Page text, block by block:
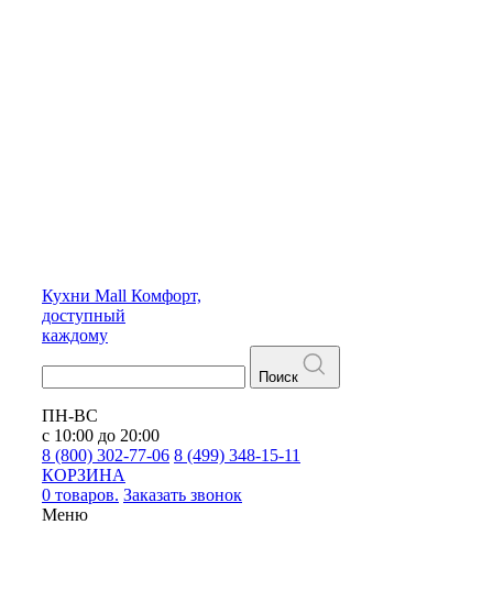
Кухни Mall Комфорт,
доступный
каждому
Поиск
ПН-ВС
с 10:00 до 20:00
8 (800) 302-77-06 8 (499) 348-15-11
КОРЗИНА
0 товаров. Заказать звонок
Меню